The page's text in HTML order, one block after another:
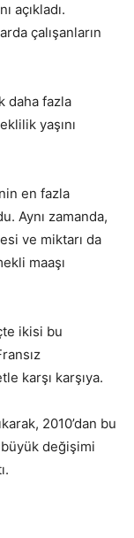
açıkladı.
çalışanların
daha fazla
yaşını
en fazla
Aynı zamanda,
ve miktarı da
maaşı
ikisi bu
karşı karşıya.
2010’dan bu
değişimi